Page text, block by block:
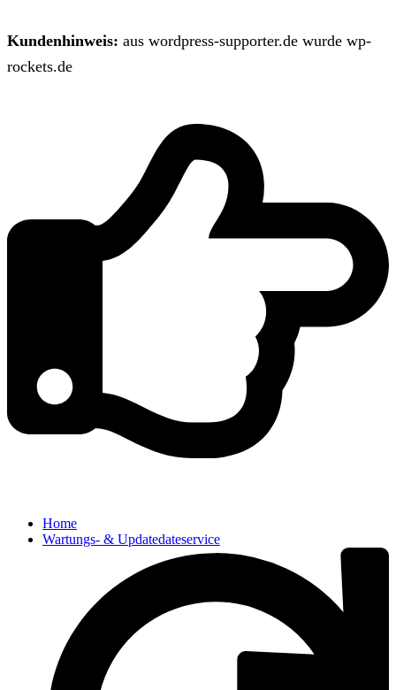
Kundenhinweis: aus wordpress-supporter.de wurde wp-
rockets.de
Home
Wartungs- & Updatedateservice